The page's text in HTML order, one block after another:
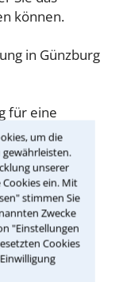
um die
unserer
ein. Mit
stimmen Sie
Zwecke
"Einstellungen
Cookies
können.
in Günzburg
für eine
des
geregelt. Die
betragen
Für